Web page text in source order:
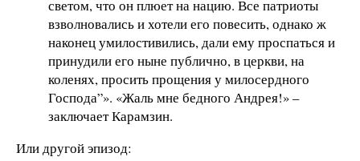
светом, что он плюет на нацию. Все патриоты
взволновались и хотели его повесить, однако ж
наконец умилостивились, дали ему проспаться и
принудили его ныне публично, в церкви, на
коленях, просить прощения у милосердного
Господа”». «Жаль мне бедного Андрея!» –
заключает Карамзин.
Или другой эпизод: